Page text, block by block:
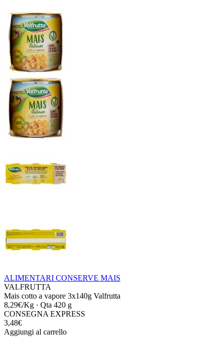
ALIMENTARI CONSERVE MAIS
VALFRUTTA
Mais cotto a vapore 3x140g Valfrutta
8,29€/Kg · Qta 420 g
CONSEGNA EXPRESS
3,48€
Aggiungi al carrello